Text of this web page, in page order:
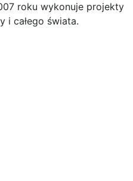
roku wykonuje projekty
i całego świata.